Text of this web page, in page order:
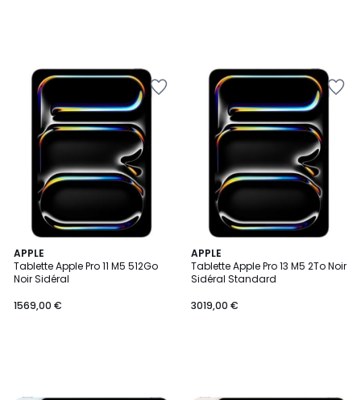
APPLE
Tablette Apple Pro 11 M5 512Go
Noir Sidéral
1569,00 €
APPLE
Tablette Apple Pro 13 M5 2To Noir
Sidéral Standard
3019,00 €